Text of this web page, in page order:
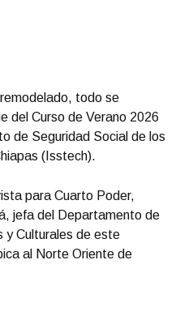
todo se
del Curso de Verano 2026
de Seguridad Social de los
(Isstech).
para Cuarto Poder,
jefa del Departamento de
y Culturales de este
al Norte Oriente de